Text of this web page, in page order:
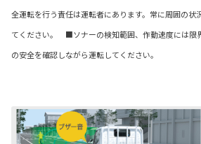
全運転を行う責任は運転者にあります。常に周囲の状
てください。 ■ソナーの検知範囲、作動速度には限
の安全を確認しながら運転してください。